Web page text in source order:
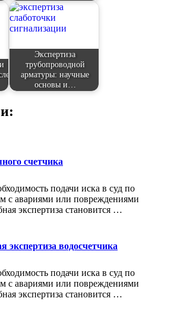
Экспертиза
трубопроводной
арматуры: научные
основы и…
счетчика
подачи иска в суд по
с авариями или повреждениями
экспертиза становится …
экспертиза водосчетчика
подачи иска в суд по
с авариями или повреждениями
экспертиза становится …